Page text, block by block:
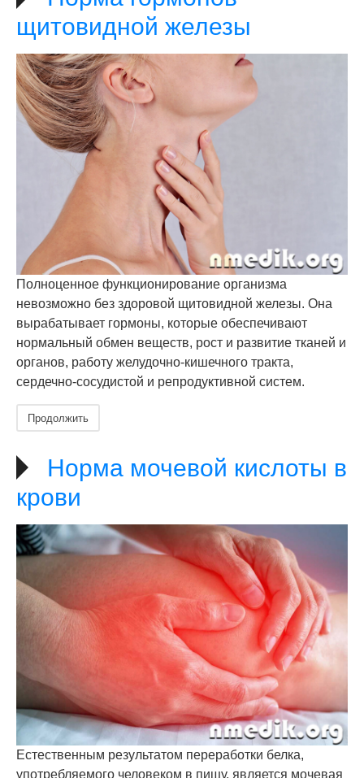
щитовидной железы
Полноценное функционирование организма
невозможно без здоровой щитовидной железы. Она
вырабатывает гормоны, которые обеспечивают
нормальный обмен веществ, рост и развитие тканей и
органов, работу желудочно-кишечного тракта,
сердечно-сосудистой и репродуктивной систем.
Продолжить
Норма мочевой кислоты в
крови
Естественным результатом переработки белка,
употребляемого человеком в пищу, является мочевая